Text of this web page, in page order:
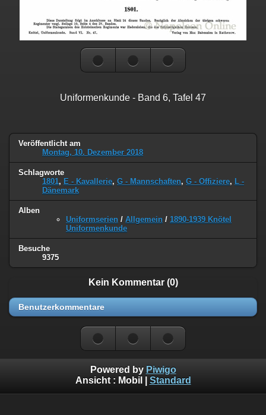
Uniformenkunde - Band 6, Tafel 47
Veröffentlicht am
Montag, 10. Dezember 2018
Schlagworte
1801, E - Kavallerie, G - Mannschaften, G - Offiziere, L -
Dänemark
Alben
Uniformserien / Allgemein / 1890-1939 Knötel
Uniformenkunde
Besuche
9375
Kein Kommentar (0)
Benutzerkommentare
Powered by Piwigo
Ansicht : Mobil Standard